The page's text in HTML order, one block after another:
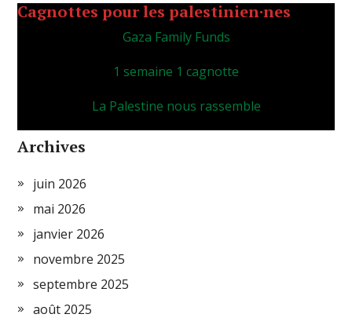
Cagnottes pour les palestinien·nes
Gaza Family Funds
1 semaine 1 cagnotte
La Palestine nous rassemble
Archives
juin 2026
mai 2026
janvier 2026
novembre 2025
septembre 2025
août 2025